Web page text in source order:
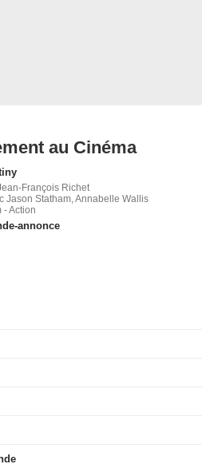
au Cinéma
François Richet
Jason Statham, Annabelle Wallis
- Action
annonce